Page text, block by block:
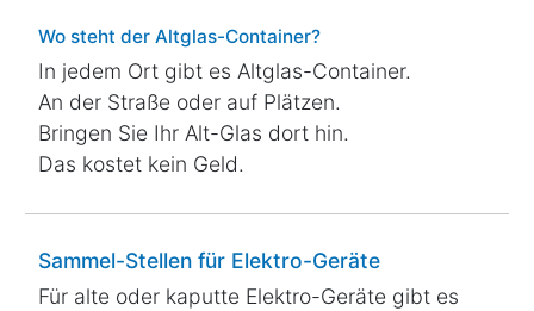
Wo steht der Altglas-Container?
In jedem Ort gibt es Altglas-Container.
An der Straße oder auf Plätzen.
Bringen Sie Ihr Alt-Glas dort hin.
Das kostet kein Geld.
Sammel-Stellen für Elektro-Geräte
Für alte oder kaputte Elektro-Geräte gibt es